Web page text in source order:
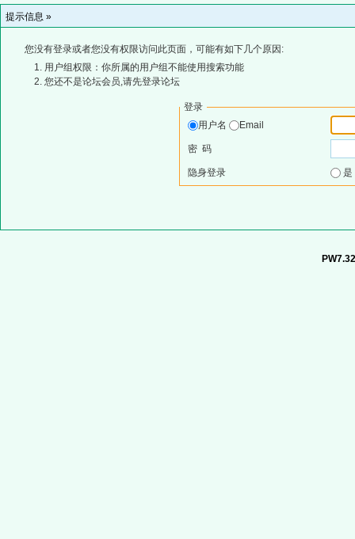
提示信息 »
您没有登录或者您没有权限访问此页面，可能有如下几个原因:
用户组权限：你所属的用户组不能使用搜索功能
您还不是论坛会员,请先登录论坛
登录
用户名
Email
密 码
隐身登录